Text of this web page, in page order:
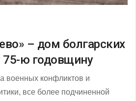
– дом болгарских
75-ю годовщину
военных конфликтов и
все более подчиненной